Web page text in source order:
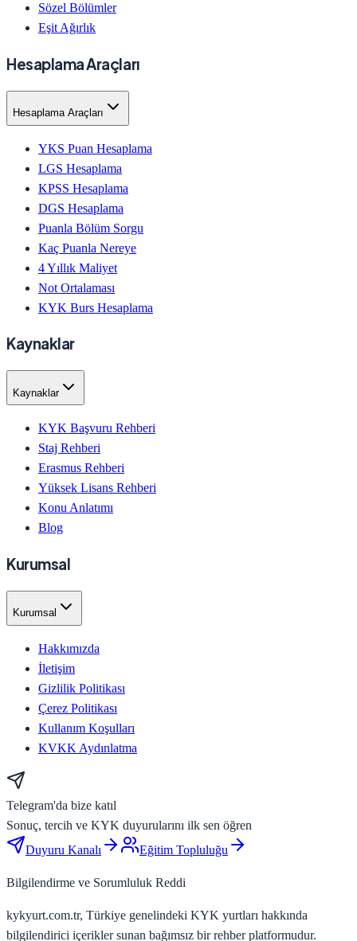
Sözel Bölümler
Eşit Ağırlık
Hesaplama Araçları
Hesaplama Araçları
YKS Puan Hesaplama
LGS Hesaplama
KPSS Hesaplama
DGS Hesaplama
Puanla Bölüm Sorgu
Kaç Puanla Nereye
4 Yıllık Maliyet
Not Ortalaması
KYK Burs Hesaplama
Kaynaklar
Kaynaklar
KYK Başvuru Rehberi
Staj Rehberi
Erasmus Rehberi
Yüksek Lisans Rehberi
Konu Anlatımı
Blog
Kurumsal
Kurumsal
Hakkımızda
İletişim
Gizlilik Politikası
Çerez Politikası
Kullanım Koşulları
KVKK Aydınlatma
Telegram'da bize katıl
Sonuç, tercih ve KYK duyurularını ilk sen öğren
Duyuru Kanalı
Eğitim Topluluğu
Bilgilendirme ve Sorumluluk Reddi
kykyurt.com.tr, Türkiye genelindeki KYK yurtları hakkında
bilgilendirici içerikler sunan bağımsız bir rehber platformudur.